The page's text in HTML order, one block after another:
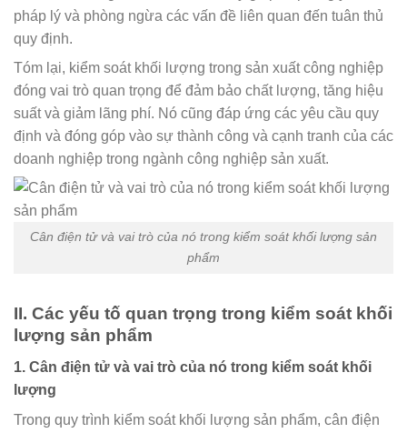
pháp lý và phòng ngừa các vấn đề liên quan đến tuân thủ
quy định.
Tóm lại, kiểm soát khối lượng trong sản xuất công nghiệp
đóng vai trò quan trọng để đảm bảo chất lượng, tăng hiệu
suất và giảm lãng phí. Nó cũng đáp ứng các yêu cầu quy
định và đóng góp vào sự thành công và cạnh tranh của các
doanh nghiệp trong ngành công nghiệp sản xuất.
Cân điện tử và vai trò của nó trong kiểm soát khối lượng sản
phẩm
II. Các yếu tố quan trọng trong kiểm soát khối
lượng sản phẩm
1. Cân điện tử và vai trò của nó trong kiểm soát khối
lượng
Trong quy trình kiểm soát khối lượng sản phẩm, cân điện